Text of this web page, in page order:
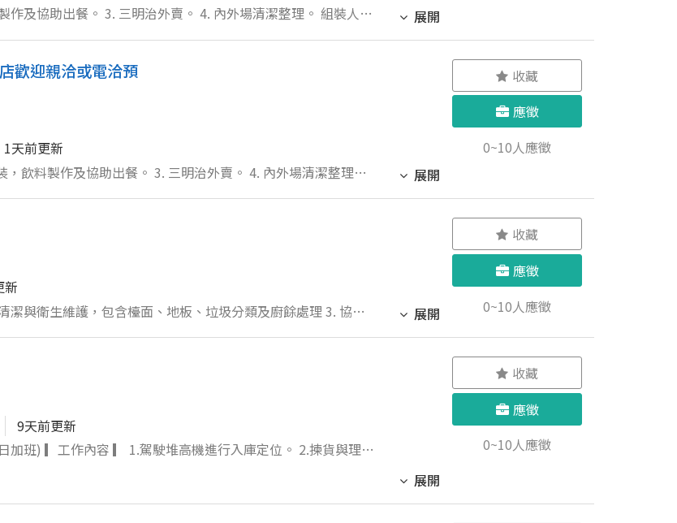
展開
歡迎親洽或電洽預
1天前更新
展開
收藏
應徵
0~10人應徵
新
展開
收藏
應徵
0~10人應徵
9天前更新
加班) ▎工作內容 ▎ 1.駕駛堆高機進行入庫定位。 2.揀貨與理貨
展開
收藏
應徵
0~10人應徵